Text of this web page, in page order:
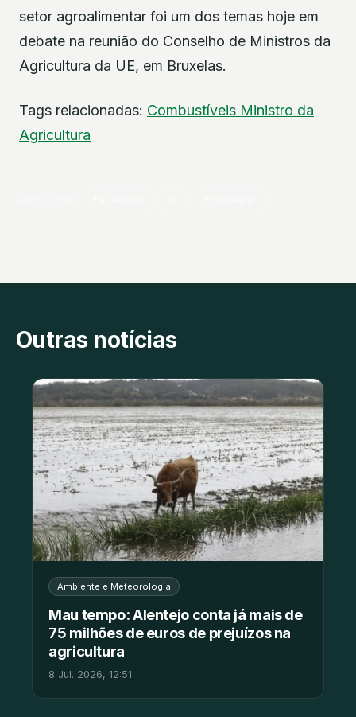
setor agroalimentar foi um dos temas hoje em
debate na reunião do Conselho de Ministros da
Agricultura da UE, em Bruxelas.
Tags relacionadas: Combustíveis Ministro da
Agricultura
Outras notícias
Ambiente e Meteorologia
Mau tempo: Alentejo conta já mais de
75 milhões de euros de prejuízos na
agricultura
8 Jul. 2026, 12:51